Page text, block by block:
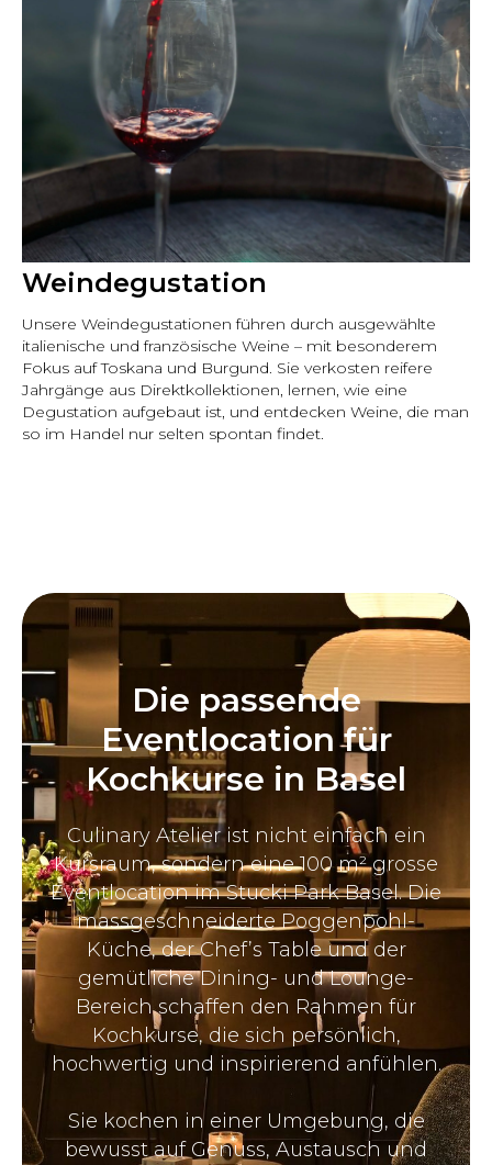
Weindegustation
Unsere Weindegustationen führen durch ausgewählte
italienische und französische Weine – mit besonderem
Fokus auf Toskana und Burgund. Sie verkosten reifere
Jahrgänge aus Direktkollektionen, lernen, wie eine
Degustation aufgebaut ist, und entdecken Weine, die man
so im Handel nur selten spontan findet.
Die passende
Eventlocation für
Kochkurse in Basel
Culinary Atelier ist nicht einfach ein
Kursraum, sondern eine 100 m² grosse
Eventlocation im Stucki Park Basel. Die
massgeschneiderte Poggenpohl-
Küche, der Chef’s Table und der
gemütliche Dining- und Lounge-
Bereich schaffen den Rahmen für
Kochkurse, die sich persönlich,
hochwertig und inspirierend anfühlen.
Sie kochen in einer Umgebung, die
bewusst auf Genuss, Austausch und